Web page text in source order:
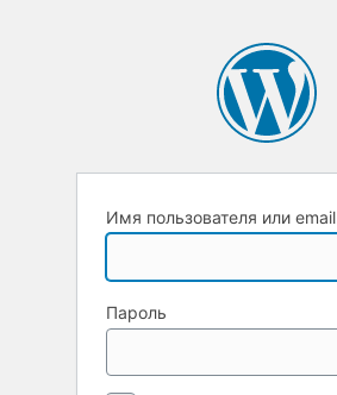
Имя пользователя или email
Пароль